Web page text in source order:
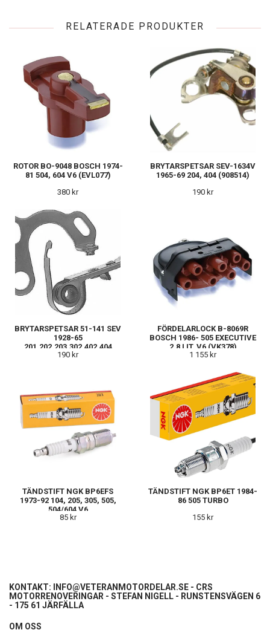
RELATERADE PRODUKTER
ROTOR BO-9048 BOSCH 1974-
81 504, 604 V6 (EVL077)
380 kr
BRYTARSPETSAR SEV-1634V
1965-69 204, 404 (908514)
190 kr
BRYTARSPETSAR 51-141 SEV
1928-65
201,202,203,302,402,404
(54285)
190 kr
FÖRDELARLOCK B-8069R
BOSCH 1986- 505 EXECUTIVE
2,8 LIT. V6 (VK378)
1 155 kr
TÄNDSTIFT NGK BP6EFS
1973-92 104, 205, 305, 505,
504/604 V6
85 kr
TÄNDSTIFT NGK BP6ET 1984-
86 505 TURBO
155 kr
KONTAKT: INFO@VETERANMOTORDELAR.SE - CRS
MOTORRENOVERINGAR - STEFAN NIGELL - RUNSTENSVÄGEN 6
- 175 61 JÄRFÄLLA
OM OSS